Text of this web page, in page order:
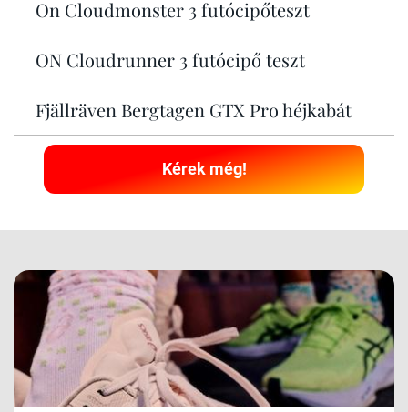
On Cloudmonster 3 futócipőteszt
ON Cloudrunner 3 futócipő teszt
Fjällräven Bergtagen GTX Pro héjkabát
Kérek még!